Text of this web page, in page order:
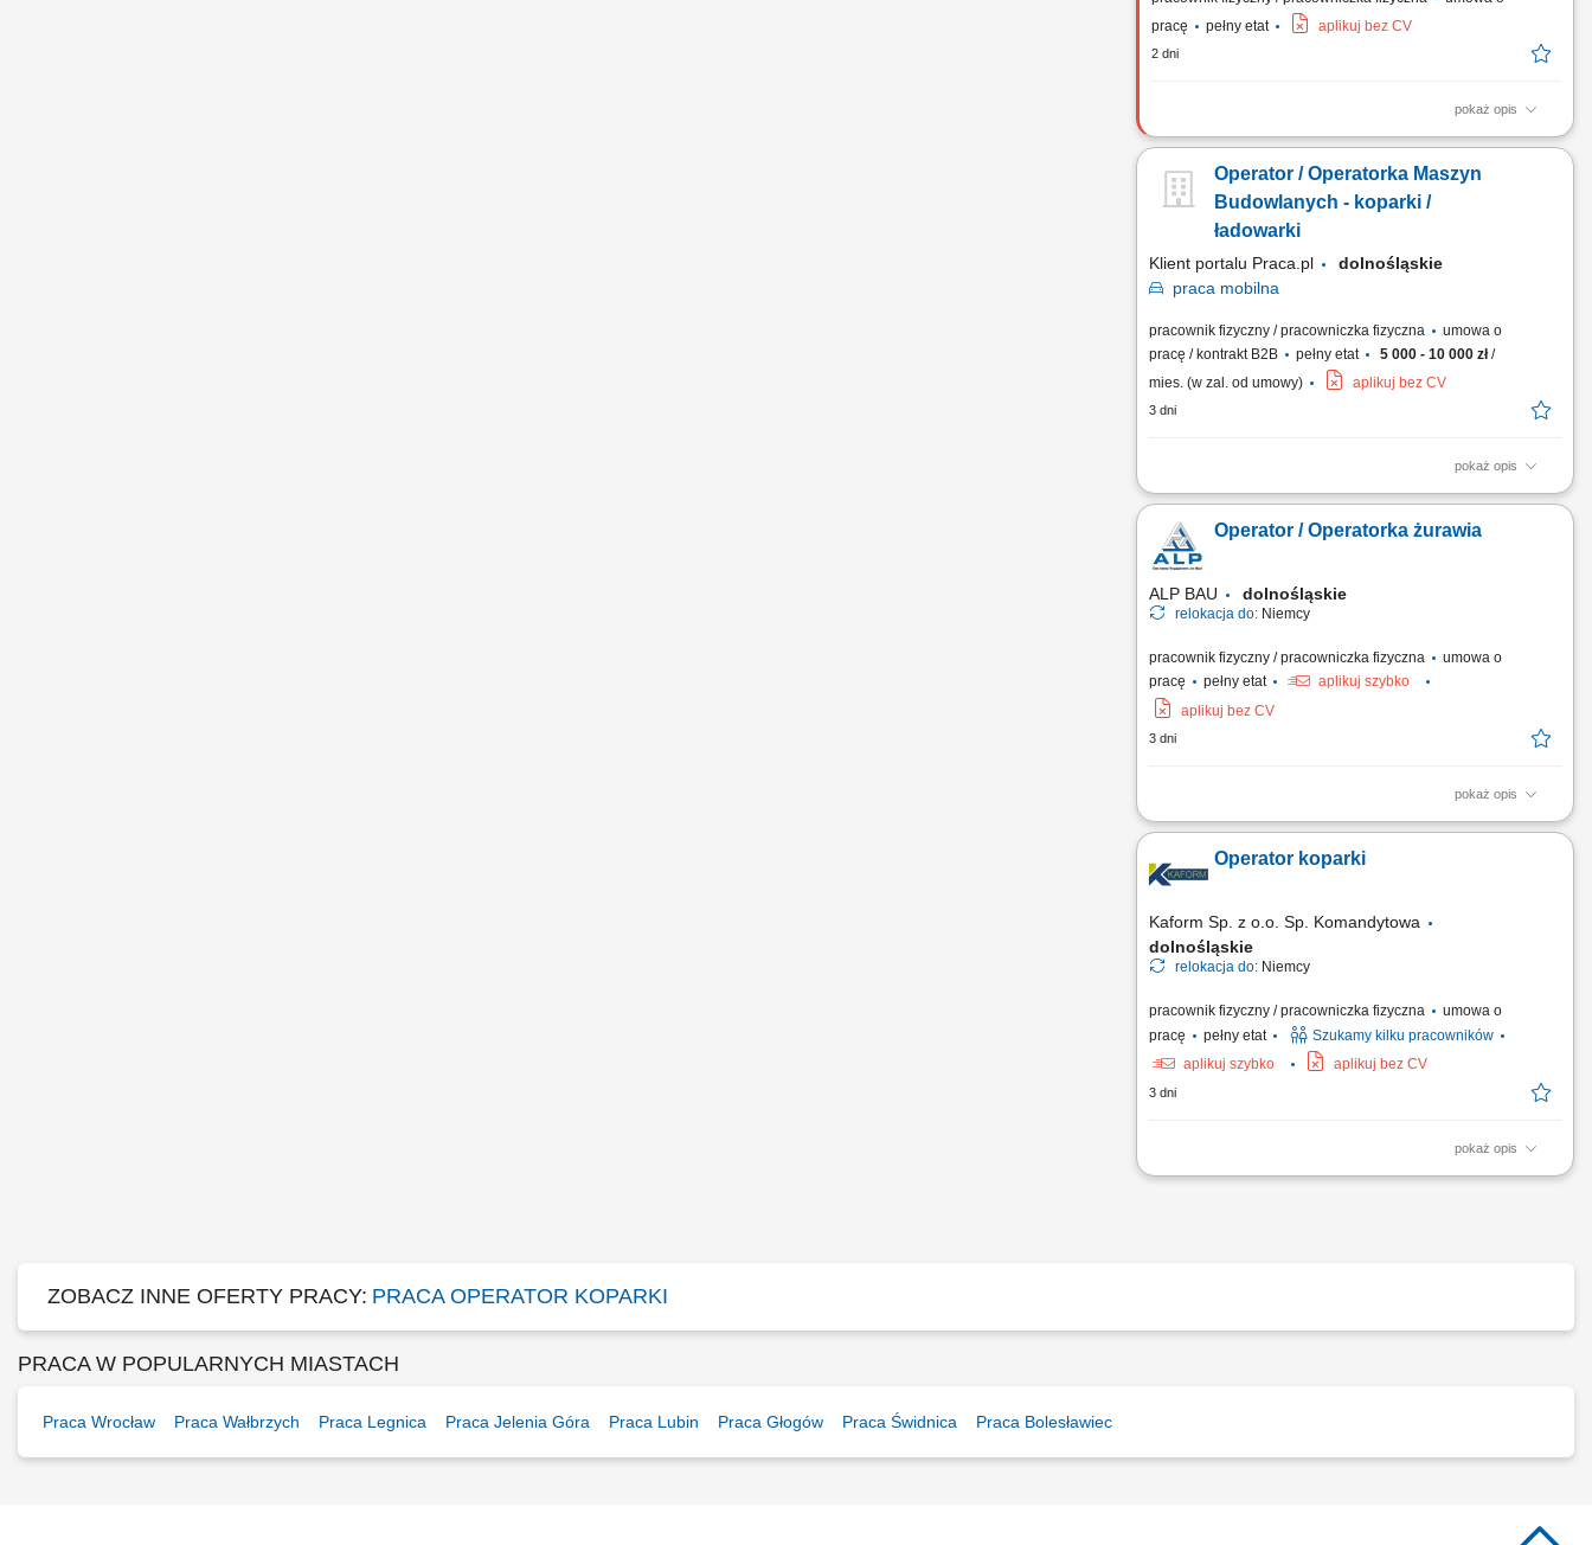
pracę
pełny etat aplikuj bez CV
2 dni
pokaż opis
Obsługa żurawia wieżowego podczas realizacji prac
obowiązującymi przepisami i zasadami BHP. Dbanie o
prawidłową eksploatację powierzonego sprzętu.
Operator / Operatorka Maszyn
Budowlanych - koparki /
ładowarki
Klient portalu Praca.pl
dolnośląskie
praca mobilna
pracownik fizyczny / pracowniczka fizyczna
umowa o
pracę / kontrakt B2B
pełny etat 5 000 - 10 000 zł/
mies. (w zal. od umowy)
aplikuj bez CV
3 dni
pokaż opis
Sterowanie koparką kołową, ładowarką teleskopową lub
ziemnych oraz transportowych w trakcie budowy obiektów
mostowych. Wykonywanie codziennych przeglądów,
sprzętu. Nadzorowanie...
Operator / Operatorka żurawia
ALP BAU dolnośląskie
relokacja do: Niemcy
pracownik fizyczny / pracowniczka fizyczna
umowa o
pracę
pełny etat
aplikuj szybko
aplikuj bez CV
3 dni
pokaż opis
Opis stanowiska obsługa żurawia wieżowego w ramach
pracach montażowych i transportowych, utrzymanie porządku i
bezpieczeństwa na stanowisku pracy, współpraca z zespołem
w...
Operator koparki
Kaform Sp. z o.o. Sp. Komandytowa
dolnośląskie
relokacja do: Niemcy
pracownik fizyczny / pracowniczka fizyczna
umowa o
pracę
pełny etat
Szukamy kilku pracowników
aplikuj szybko
aplikuj bez CV
3 dni
pokaż opis
Opis stanowiska: Praca na koparce jednonaczyniowej; Po
ZOBACZ INNE OFERTY PRACY: PRACA OPERATOR KOPARKI
PRACA W POPULARNYCH MIASTACH
Praca Wrocław Praca Wałbrzych Praca Legnica Praca Jelenia Góra Praca Lubin Praca Głogów Praca Świdnica Praca Bolesławiec